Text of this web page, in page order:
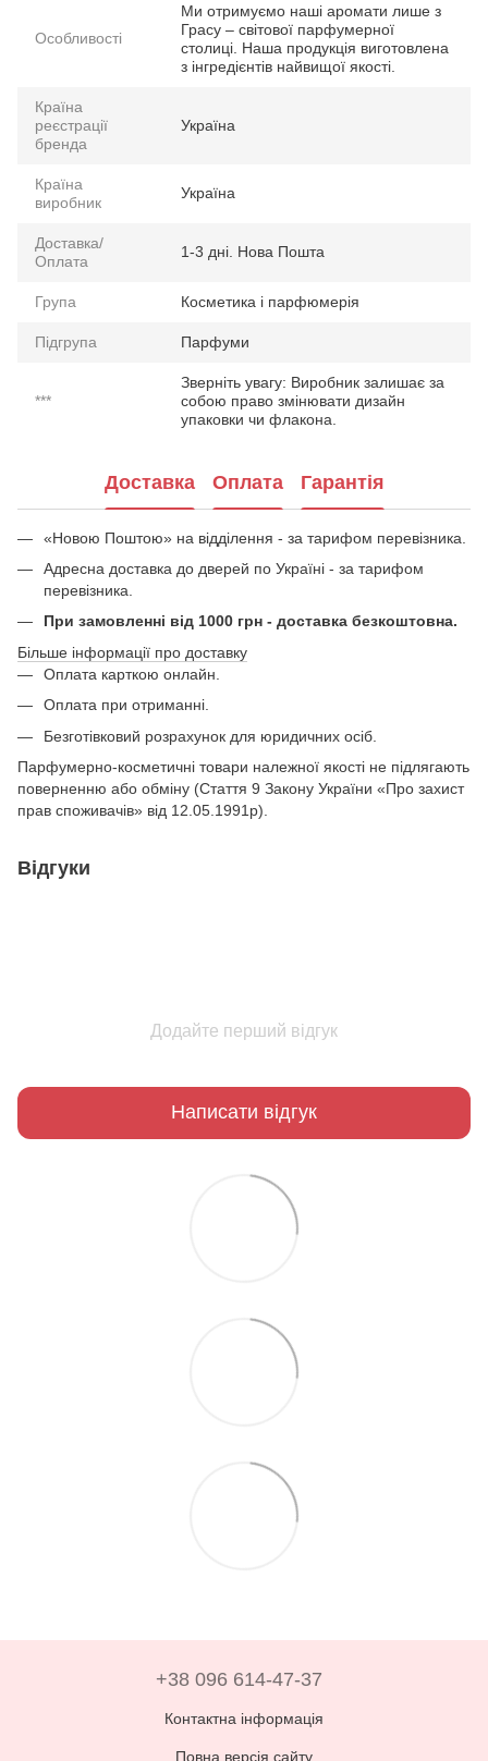
Особливості
Ми отримуємо наші аромати лише з
Грасу – світової парфумерної
столиці. Наша продукція виготовлена
з інгредієнтів найвищої якості.
Країна
реєстрації
бренда
Україна
Країна
виробник
Україна
Доставка/
Оплата
1-3 дні. Нова Пошта
Група Косметика і парфюмерія
Підгрупа Парфуми
***
Зверніть увагу: Виробник залишає за
собою право змінювати дизайн
упаковки чи флакона.
Доставка Оплата Гарантія
«Новою Поштою» на відділення - за тарифом перевізника.
Адресна доставка до дверей по Україні - за тарифом
перевізника.
При замовленні від 1000 грн - доставка безкоштовна.
Більше інформації про доставку
Оплата карткою онлайн.
Оплата при отриманні.
Безготівковий розрахунок для юридичних осіб.
Парфумерно-косметичні товари належної якості не підлягають
поверненню або обміну (Стаття 9 Закону України «Про захист
прав споживачів» від 12.05.1991р).
Відгуки
Додайте перший відгук
Написати відгук
+38 096 614-47-37
Контактна інформація
Повна версія сайту